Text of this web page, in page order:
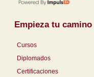
Empieza tu camino
Cursos
Diplomados
Certificaciones